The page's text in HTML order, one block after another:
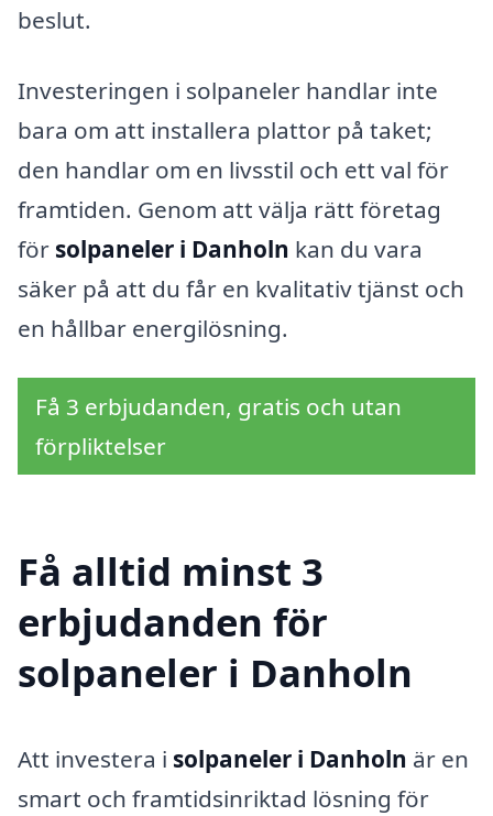
beslut.
Investeringen i solpaneler handlar inte
bara om att installera plattor på taket;
den handlar om en livsstil och ett val för
framtiden. Genom att välja rätt företag
för solpaneler i Danholn kan du vara
säker på att du får en kvalitativ tjänst och
en hållbar energilösning.
Få 3 erbjudanden, gratis och utan
förpliktelser
Få alltid minst 3
erbjudanden för
solpaneler i Danholn
Att investera i solpaneler i Danholn är en
smart och framtidsinriktad lösning för